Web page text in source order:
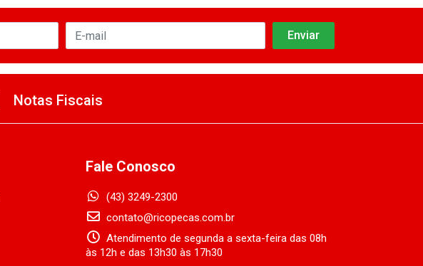
Notas Fiscais
Fale Conosco
(43) 3249-2300
contato@ricopecas.com.br
Atendimento de segunda a sexta-feira das 08h
às 12h e das 13h30 às 17h30